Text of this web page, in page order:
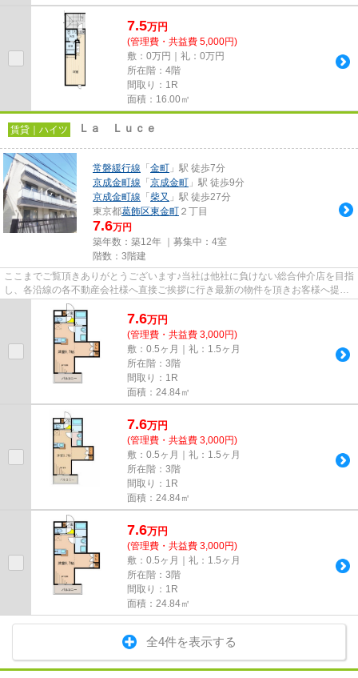
7.5万円
(管理費・共益費 5,000円)
敷：0万円｜礼：0万円
所在階：4階
間取り：1R
面積：16.00㎡
賃貸｜ハイツ Ｌａ Ｌｕｃｅ
常磐緩行線 「 金町 」駅 徒歩7分
京成金町線 「 京成金町 」駅 徒歩9分
京成金町線 「 柴又 」駅 徒歩27分
東京都葛飾区東金町 ２丁目
7.6万円
築年数：築12年 ｜募集中： 4室
階数：3階建
ここまでご覧頂きありがとうございます♪当社は他社に負けない総合仲介店を目指
し、各沿線の各不動産会社様へ直接ご挨拶に行き最新の物件を頂きお客様へ提供
しております！最新の情報は...
7.6万円
(管理費・共益費 3,000円)
敷：0.5ヶ月｜礼：1.5ヶ月
所在階：3階
間取り：1R
面積：24.84㎡
7.6万円
(管理費・共益費 3,000円)
敷：0.5ヶ月｜礼：1.5ヶ月
所在階：3階
間取り：1R
面積：24.84㎡
7.6万円
(管理費・共益費 3,000円)
敷：0.5ヶ月｜礼：1.5ヶ月
所在階：3階
間取り：1R
面積：24.84㎡
全4件を表示する